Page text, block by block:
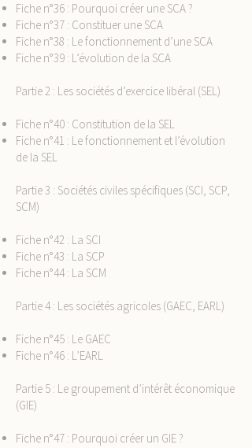
Fiche n°36 : Pourquoi créer une SCA ?
Fiche n°37 : Constituer une SCA
Fiche n°38 : Le fonctionnement d’une SCA
Fiche n°39 : L’évolution de la SCA
Partie 2 : Les sociétés d’exercice libéral (SEL)
Fiche n°40 : Constitution de la SEL
Fiche n°41 : Le fonctionnement et l’évolution
de la SEL
Partie 3 : Sociétés civiles spécifiques (SCI, SCP,
SCM)
Fiche n°42 : La SCI
Fiche n°43 : La SCP
Fiche n°44 : La SCM
Partie 4 : Les sociétés agricoles (GAEC, EARL)
Fiche n°45 : Le GAEC
Fiche n°46 : L’EARL
Partie 5 : Le groupement d’intérêt économique
(GIE)
Fiche n°47 : Pourquoi créer un GIE ?